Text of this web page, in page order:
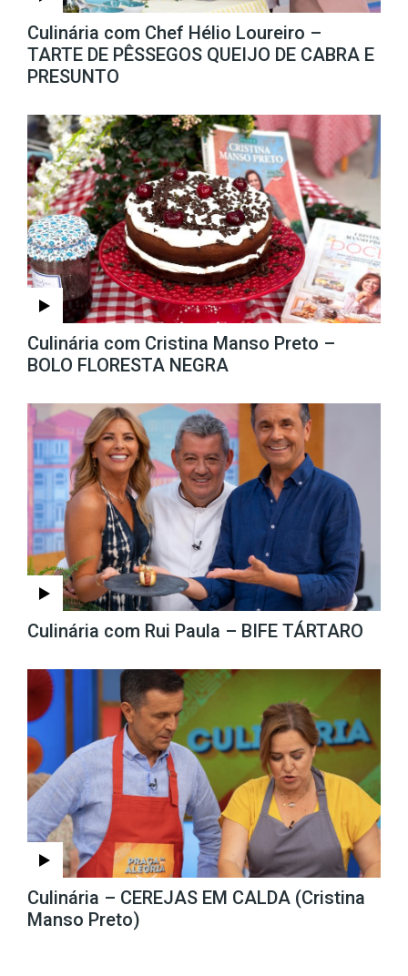
Culinária com Chef Hélio Loureiro –
TARTE DE PÊSSEGOS QUEIJO DE CABRA E
PRESUNTO
Culinária com Cristina Manso Preto –
BOLO FLORESTA NEGRA
Culinária com Rui Paula – BIFE TÁRTARO
Culinária – CEREJAS EM CALDA (Cristina
Manso Preto)